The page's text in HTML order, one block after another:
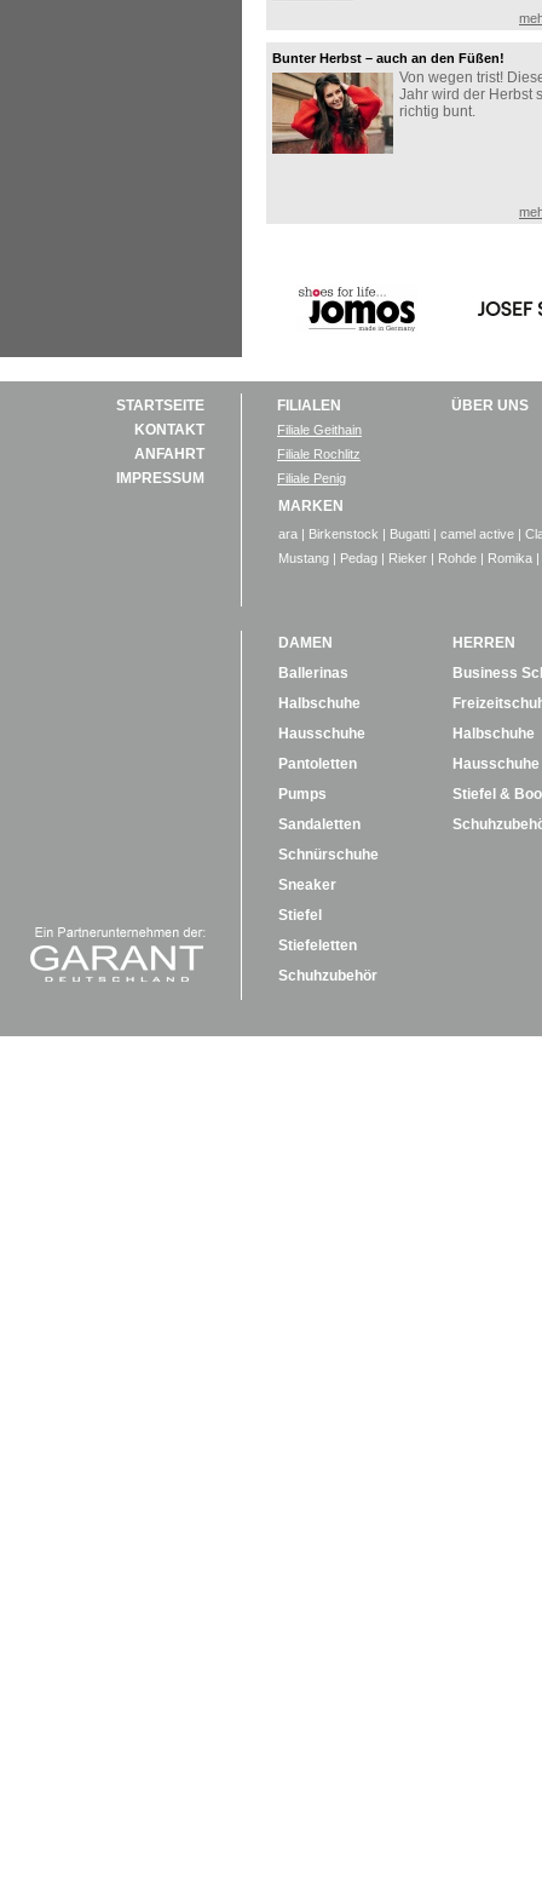
Bunter Herbst – auch an den Füßen!
Von wegen trist!
Jahr wird der Herbst
richtig bunt.
STARTSEITE
KONTAKT
ANFAHRT
IMPRESSUM
FILIALEN
Filiale Geithain
Filiale Rochlitz
Filiale Penig
ÜBER UNS
MARKEN
ara | Birkenstock | Bugatti | camel active |
Mustang | Pedag | Rieker | Rohde | Romika |
DAMEN
Ballerinas
Halbschuhe
Hausschuhe
Pantoletten
Pumps
Sandaletten
Schnürschuhe
Sneaker
Stiefel
Stiefeletten
Schuhzubehör
HERREN
Business
Halbschuhe
Hausschuhe
Stiefel &